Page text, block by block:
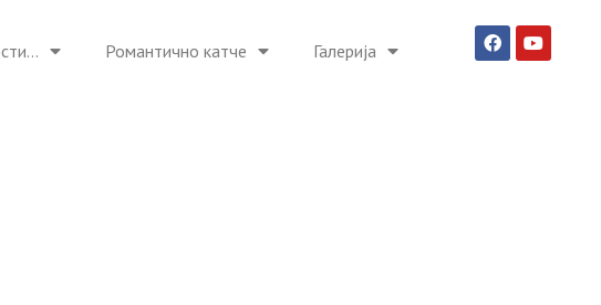
Романтично катче Галерија